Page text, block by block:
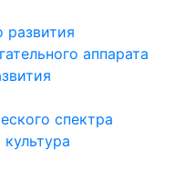
развития
аппарата
спектра